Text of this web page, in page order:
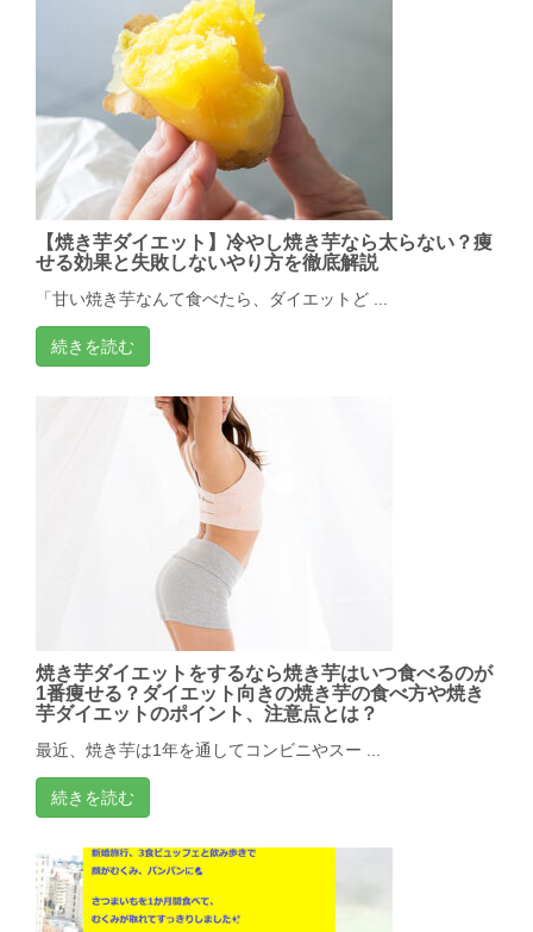
【焼き芋ダイエット】冷やし焼き芋なら太らない？痩
せる効果と失敗しないやり方を徹底解説
「甘い焼き芋なんて食べたら、ダイエットど ...
続きを読む
焼き芋ダイエットをするなら焼き芋はいつ食べるのが
1番痩せる？ダイエット向きの焼き芋の食べ方や焼き
芋ダイエットのポイント、注意点とは？
最近、焼き芋は1年を通してコンビニやスー ...
続きを読む